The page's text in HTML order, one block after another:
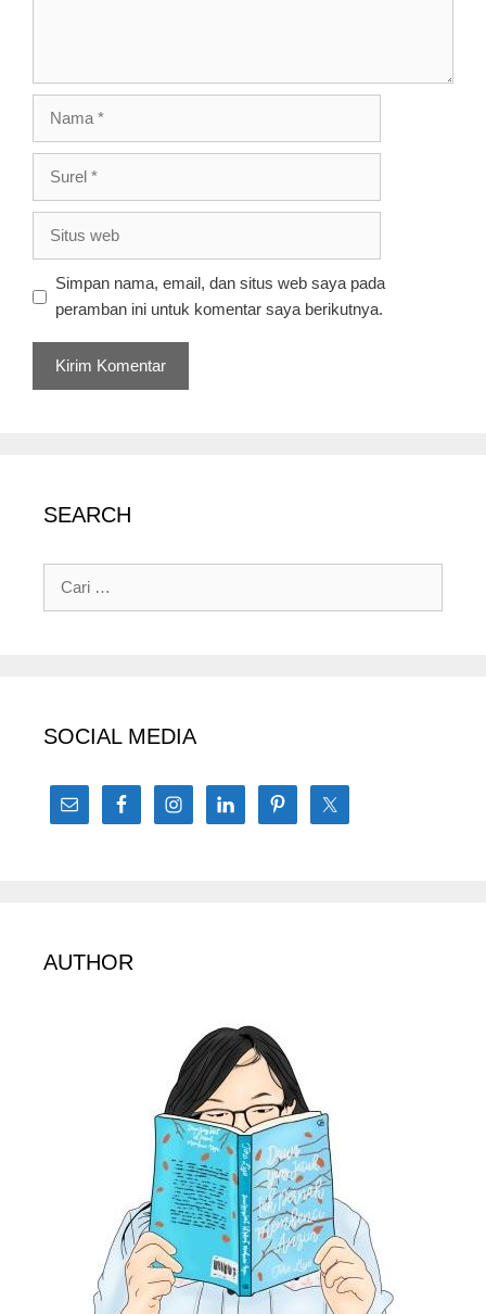
Simpan nama, email, dan situs web saya pada
peramban ini untuk komentar saya berikutnya.
SEARCH
Cari
untuk:
SOCIAL MEDIA
AUTHOR